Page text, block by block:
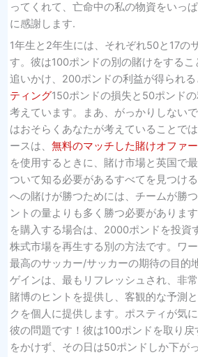
ってくれて、亡命中の私の物資をいっ
に感謝します.
1年生と2年生には、それぞれ50と17の
す。彼は100ポンドの別の賭けをする
追いかけ、200ポンドの利益が得られる
ティング150ポンドの損失と50ポンド
考えています。まあ、がっかりしない
はおそらくあなたが考えていることで
ースは、 無料のマッチした賭けオファー
を使用するときに、賭け市場と英国で
ついて知る必要があるすべてを見つけ
への賭けが勝つためには、チームが勝
ントの量よりも多く勝つ必要がありま
を購入する場合は、2000ポンドを投資
株式市場を再生する別の方法です。ワ
最高のサッカー/サッカーの期待の目的
ゲインは、最もリフレッシュされ、非
賭博のヒントを提供し、客観的な予測
クを個人に提供します。ポスティが気
彼の問題です！彼は100ポンドを取り
をかけず、その日は50ポンドしか下が